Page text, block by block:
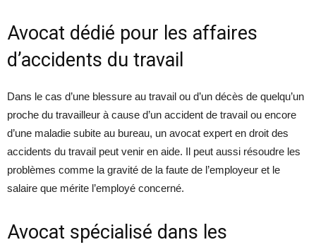
Avocat dédié pour les affaires
d’accidents du travail
Dans le cas d’une blessure au travail ou d’un décès de quelqu’un
proche du travailleur à cause d’un accident de travail ou encore
d’une maladie subite au bureau, un avocat expert en droit des
accidents du travail peut venir en aide. Il peut aussi résoudre les
problèmes comme la gravité de la faute de l’employeur et le
salaire que mérite l’employé concerné.
Avocat spécialisé dans les